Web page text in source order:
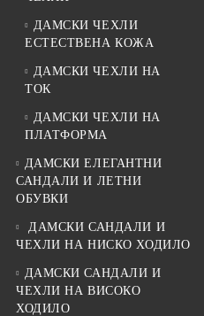
ДАМСКИ ЧЕХЛИ
ЕСТЕСТВЕНА КОЖА
ДАМСКИ ЧЕХЛИ НА
ТОК
ДАМСКИ ЧЕХЛИ НА
ПЛАТФОРМА
ДАМСКИ ЕЛЕГАНТНИ
САНДАЛИ И ЛЕТНИ
ОБУВКИ
ДАМСКИ САНДАЛИ И
ЧЕХЛИ НА НИСКО ХОДИЛО
ДАМСКИ САНДАЛИ И
ЧЕХЛИ НА ВИСОКО
ХОДИЛО